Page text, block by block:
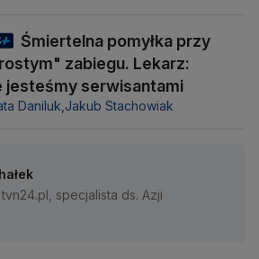
Śmiertelna pomyłka przy
zabiegu. Lekarz:
jesteśmy serwisantami
Daniluk, Jakub Stachowiak
specjalista ds. Azji